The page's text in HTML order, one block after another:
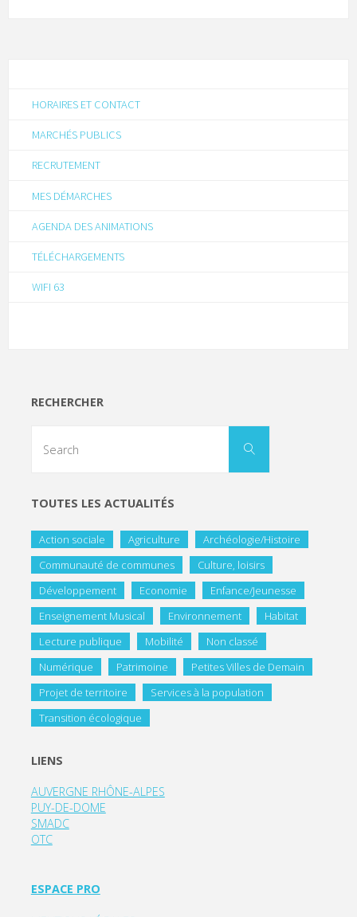
HORAIRES ET CONTACT
MARCHÉS PUBLICS
RECRUTEMENT
MES DÉMARCHES
AGENDA DES ANIMATIONS
TÉLÉCHARGEMENTS
WIFI 63
RECHERCHER
TOUTES LES ACTUALITÉS
Action sociale Agriculture
Archéologie/Histoire
Communauté de communes
Culture, loisirs
Développement
Economie
Enfance/Jeunesse
Enseignement Musical
Environnement
Habitat
Lecture publique
Mobilité
Non classé
Numérique
Patrimoine
Petites Villes de Demain
Projet de territoire
Services à la population
Transition écologique
LIENS
AUVERGNE RHÔNE-ALPES
PUY-DE-DOME
SMADC
OTC
ESPACE PRO